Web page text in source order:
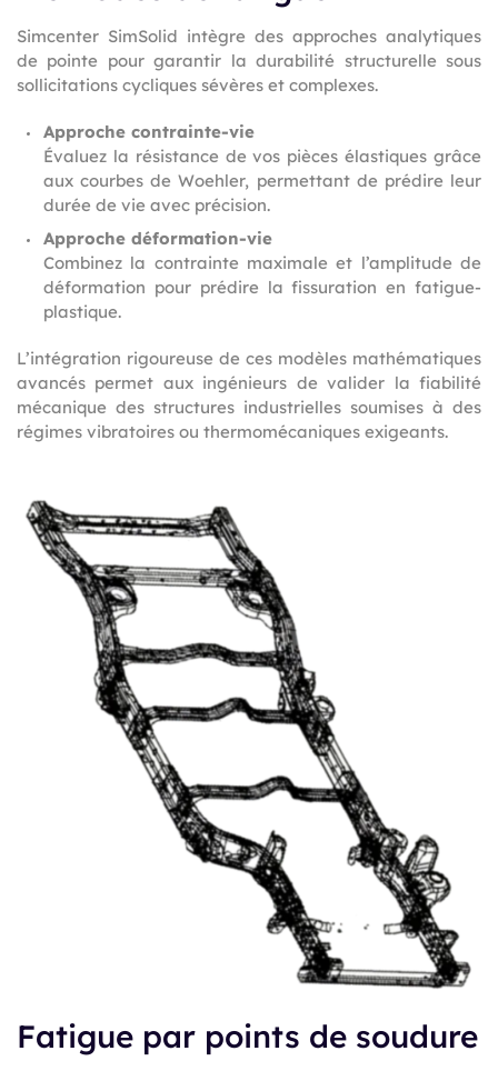
Simcenter SimSolid intègre des approches analytiques
de pointe pour garantir la durabilité structurelle sous
sollicitations cycliques sévères et complexes.
Approche contrainte-vie
Évaluez la résistance de vos pièces élastiques grâce
aux courbes de Woehler, permettant de prédire leur
durée de vie avec précision.
Approche déformation-vie
Combinez la contrainte maximale et l’amplitude de
déformation pour prédire la fissuration en fatigue-
plastique.
L’intégration rigoureuse de ces modèles mathématiques
avancés permet aux ingénieurs de valider la fiabilité
mécanique des structures industrielles soumises à des
régimes vibratoires ou thermomécaniques exigeants.
Fatigue par points de soudure